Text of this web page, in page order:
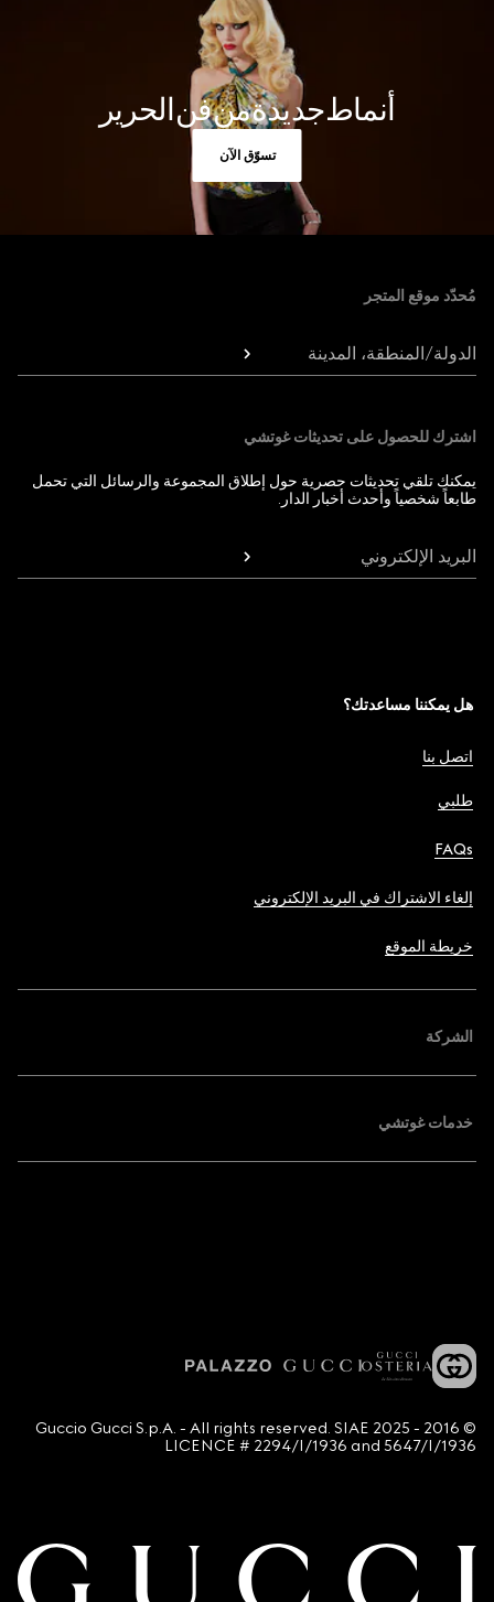
أنماط جديدة من فن الحرير
تسوّق الآن
مُحدّد موقع المتجر
الدولة/المنطقة، المدينة
اشترك للحصول على تحديثات غوتشي
يمكنك تلقي تحديثات حصرية حول إطلاق المجموعة والرسائل التي تحمل
طابعاً شخصياً وأحدث أخبار الدار.
البريد الإلكتروني
هل يمكننا مساعدتك؟
اتصل بنا
طلبي
FAQs
إلغاء الاشتراك في البريد الإلكتروني
خريطة الموقع
الشركة
خدمات غوتشي
© 2016 - 2025 Guccio Gucci S.p.A. - All rights reserved. SIAE
LICENCE # 2294/I/1936 and 5647/I/1936